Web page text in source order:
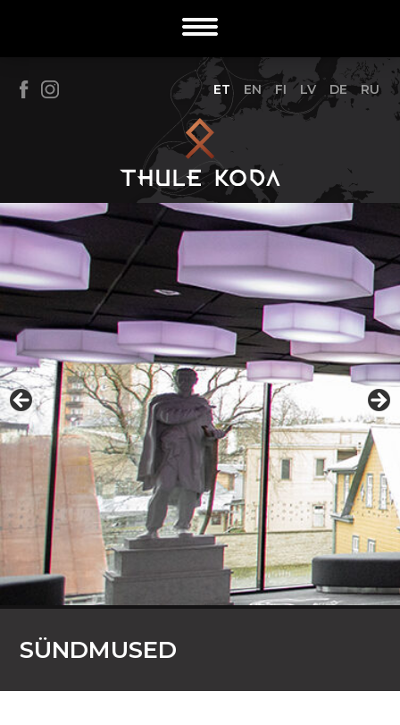
ET EN FI LV DE RU
SÜNDMUSED